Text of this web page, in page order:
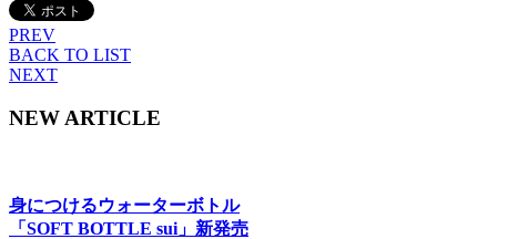
PREV
BACK TO LIST
NEXT
NEW ARTICLE
身につけるウォーターボトル
「SOFT BOTTLE sui」新発売